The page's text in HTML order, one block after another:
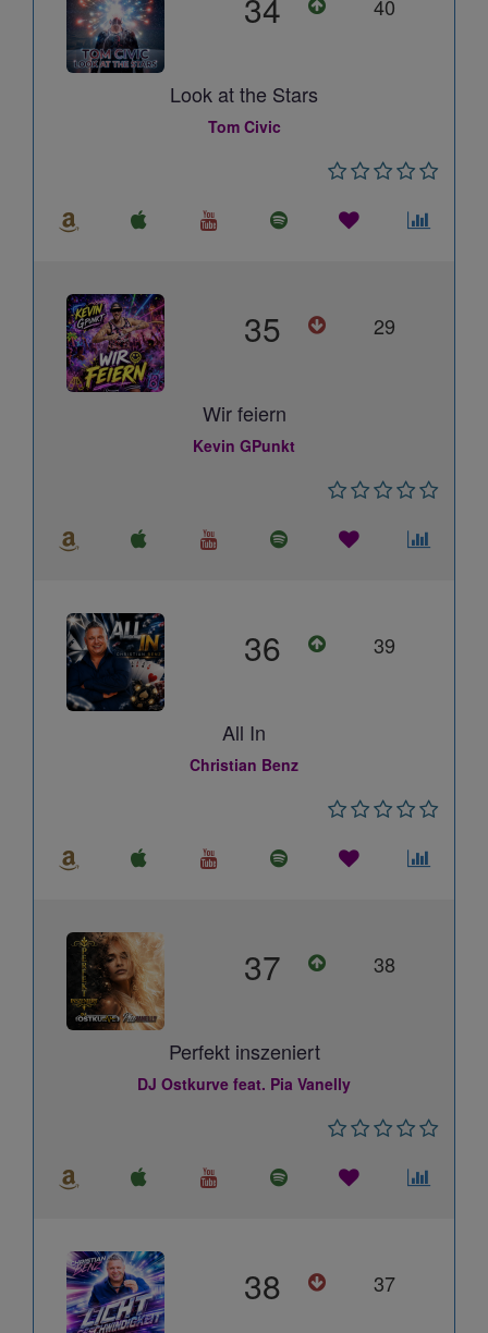
40
Look at the Stars
Tom Civic
35 29
Wir feiern
Kevin GPunkt
36 39
All In
Christian Benz
37 38
Perfekt inszeniert
DJ Ostkurve feat. Pia Vanelly
38 37